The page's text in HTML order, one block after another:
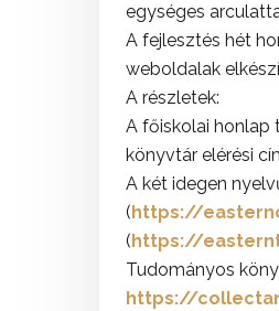
egységes
A fejlesztés hét
weboldalak
A részletek:
A főiskolai honlap
könyvtár elérési
A két idegen
(https://
(https://
Tudományos
https://